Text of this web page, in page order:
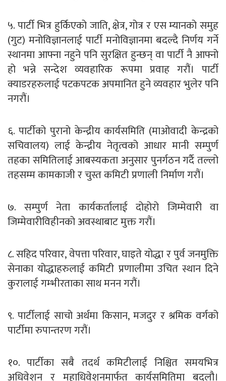
५. पार्टी भित्र हुर्किएको जाति, क्षेत्र, गोत्र र एस म्यानको समुह
(गुट) मनोविज्ञानलाई पार्टी मनोविज्ञानमा बदल्दै निर्णय गर्ने
स्थानमा आफ्ना नहुने पनि सुरक्षित हुन्छन् वा पार्टी नै आफ्नो
हो भन्ने सन्देश व्यवहारिक रूपमा प्रवाह गरौं। पार्टी
क्याडरहरुलाई पटकपटक अपमानित हुने व्यवहार भुलेर पनि
नगरौं।
६. पार्टीको पुरानो केन्द्रीय कार्यसमिति (माओवादी केन्द्रको
सचिवालय) लाई केन्द्रीय नेतृत्वको आधार मानी सम्पुर्ण
तहका समितिलाई आबस्यकता अनुसार पुनर्गठन गर्दै तल्लो
तहसम्म कामकाजी र चुस्त कमिटी प्रणाली निर्माण गरौं।
७. सम्पुर्ण नेता कार्यकर्तालाई दोहोरो जिम्मेवारी वा
जिम्मेवारीविहीनको अवस्थाबाट मुक्त गरौं।
८. सहिद परिवार, वेपत्ता परिवार, घाइते योद्धा र पुर्व जनमुक्ति
सेनाका योद्धाहरुलाई कमिटी प्रणालीमा उचित स्थान दिने
कुरालाई गम्भीरताका साथ मनन गरौं।
९. पार्टीलाई साचो अर्थमा किसान, मजदुर र श्रमिक वर्गको
पार्टीमा रुपान्तरण गरौं।
१०. पार्टीका सबै तदर्थ कमिटीलाई निश्चित समयभित्र
अधिवेशन र महाधिवेशनमार्फत कार्यसमितिमा बदलौ।